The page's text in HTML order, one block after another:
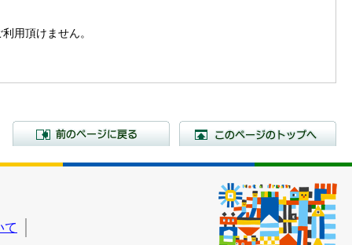
用頂けません。
前のページに戻る
て